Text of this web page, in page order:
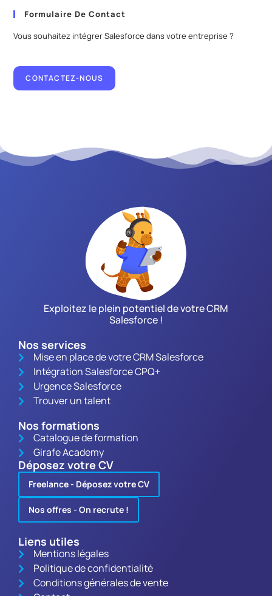
Formulaire De Contact
Vous souhaitez intégrer Salesforce dans votre entreprise ?
CONTACTEZ-NOUS
Exploitez le plein potentiel de votre CRM
Salesforce !
Nos services
Mise en place de votre CRM Salesforce
Intégration Salesforce CPQ+
Urgence Salesforce
Trouver un talent
Nos formations
Catalogue de formation
Girafe Academy
Déposez votre CV
Freelance - Déposez votre CV
Nos offres - On recrute !
Liens utiles
Mentions légales
Politique de confidentialité
Conditions générales de vente